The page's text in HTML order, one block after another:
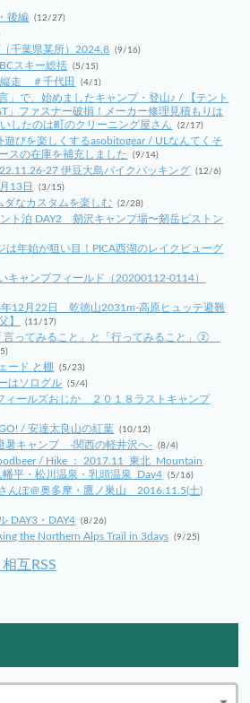
後編 (12/27)
千葉県某所）2024.8 (9/16)
スキー総括 (5/15)
走 ＃千代田 (4/1)
」で、始めましたキャンプ・登山♪ / 【テント
」ファスナー破損！メーカー修理見積もりは
したのは町のクリーニング屋さん
(2/17)
びを楽しくするasobitogear / ULなんてくそ
スの在庫を補充しました
(9/14)
27 伊豆大島バイクパッキング (12/6)
13日 (3/15)
なカスタムを楽しむ (2/28)
ト泊 DAY2 剱沢キャンプ場〜剱岳ピストン
は年始が狙い目！PICA西湖のレイクビューグ
キャンプフィールド（20200112-0114）
12月22日 乾徳山2031m-高原ヒュッテ避難
】
(11/17)
言ってみること」と「行ってみること」②
ード と棚 (5/23)
はソログル (5/4)
ィールズおじか ２０１８ラストキャンプ
/ 安達太良山の紅葉 (10/12)
暑キャンプ -関西の軽井沢へ- (8/4)
/ Hike ： 2017.11_東北_Mountain
平・松川温泉・乳頭温泉_Day4 (5/16)
んぽ＠奥多摩・鷹ノ巣山 2016.11.5(土)
DAY3・DAY4 (8/26)
the Northern Alps Trail in 3days (9/25)
互RSS